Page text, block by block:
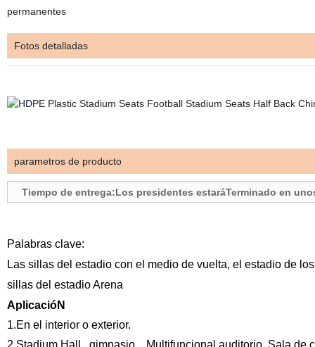
permanentes
Fotos detalladas
parametros de producto
Tiempo de entrega:Los presidentes estaráTerminado en
Palabras clave:
Las sillas del estadio con el medio de vuelta, el estadio de
sillas del estadio Arena
AplicacióN
1.En el interior o exterior.
2.Stadium Hall , gimnasio , Multifuncional auditorio, Sala